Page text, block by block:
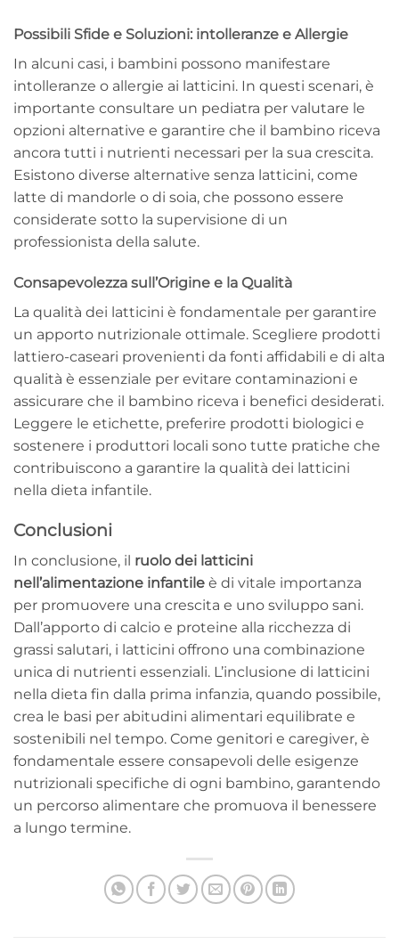
Possibili Sfide e Soluzioni: intolleranze e Allergie
In alcuni casi, i bambini possono manifestare
intolleranze o allergie ai latticini. In questi scenari, è
importante consultare un pediatra per valutare le
opzioni alternative e garantire che il bambino riceva
ancora tutti i nutrienti necessari per la sua crescita.
Esistono diverse alternative senza latticini, come
latte di mandorle o di soia, che possono essere
considerate sotto la supervisione di un
professionista della salute.
Consapevolezza sull’Origine e la Qualità
La qualità dei latticini è fondamentale per garantire
un apporto nutrizionale ottimale. Scegliere prodotti
lattiero-caseari provenienti da fonti affidabili e di alta
qualità è essenziale per evitare contaminazioni e
assicurare che il bambino riceva i benefici desiderati.
Leggere le etichette, preferire prodotti biologici e
sostenere i produttori locali sono tutte pratiche che
contribuiscono a garantire la qualità dei latticini
nella dieta infantile.
Conclusioni
In conclusione, il ruolo dei latticini
nell’alimentazione infantile è di vitale importanza
per promuovere una crescita e uno sviluppo sani.
Dall’apporto di calcio e proteine alla ricchezza di
grassi salutari, i latticini offrono una combinazione
unica di nutrienti essenziali. L’inclusione di latticini
nella dieta fin dalla prima infanzia, quando possibile,
crea le basi per abitudini alimentari equilibrate e
sostenibili nel tempo. Come genitori e caregiver, è
fondamentale essere consapevoli delle esigenze
nutrizionali specifiche di ogni bambino, garantendo
un percorso alimentare che promuova il benessere
a lungo termine.